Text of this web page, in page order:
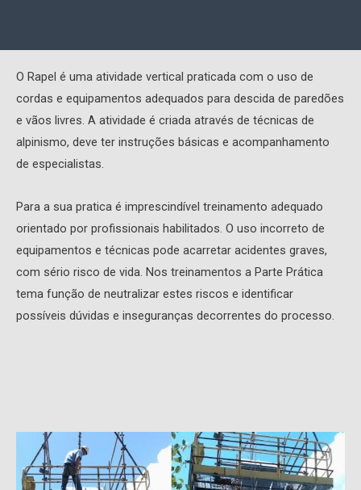
O Rapel é uma atividade vertical praticada com o uso de
cordas e equipamentos adequados para descida de paredões
e vãos livres. A atividade é criada através de técnicas de
alpinismo, deve ter instruções básicas e acompanhamento
de especialistas.
Para a sua pratica é imprescindível treinamento adequado
orientado por profissionais habilitados. O uso incorreto de
equipamentos e técnicas pode acarretar acidentes graves,
com sério risco de vida. Nos treinamentos a Parte Prática
tema função de neutralizar estes riscos e identificar
possíveis dúvidas e inseguranças decorrentes do processo.